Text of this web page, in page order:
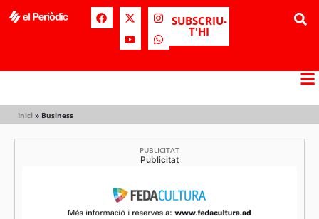
SUBSCRIU-
T'HI
Inici » Business
PUBLICITAT
Publicitat